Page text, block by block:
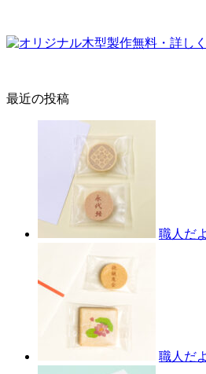
最近の投稿
職人だ
職人だ